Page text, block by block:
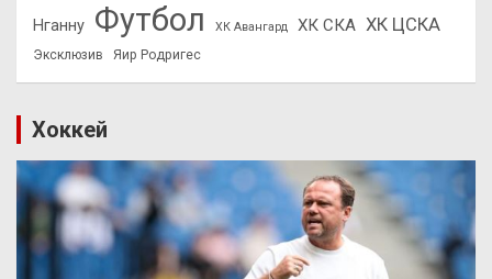
Нганну Футбол ХК Авангард ХК СКА ХК ЦСКА
Эксклюзив Яир Родригес
Хоккей